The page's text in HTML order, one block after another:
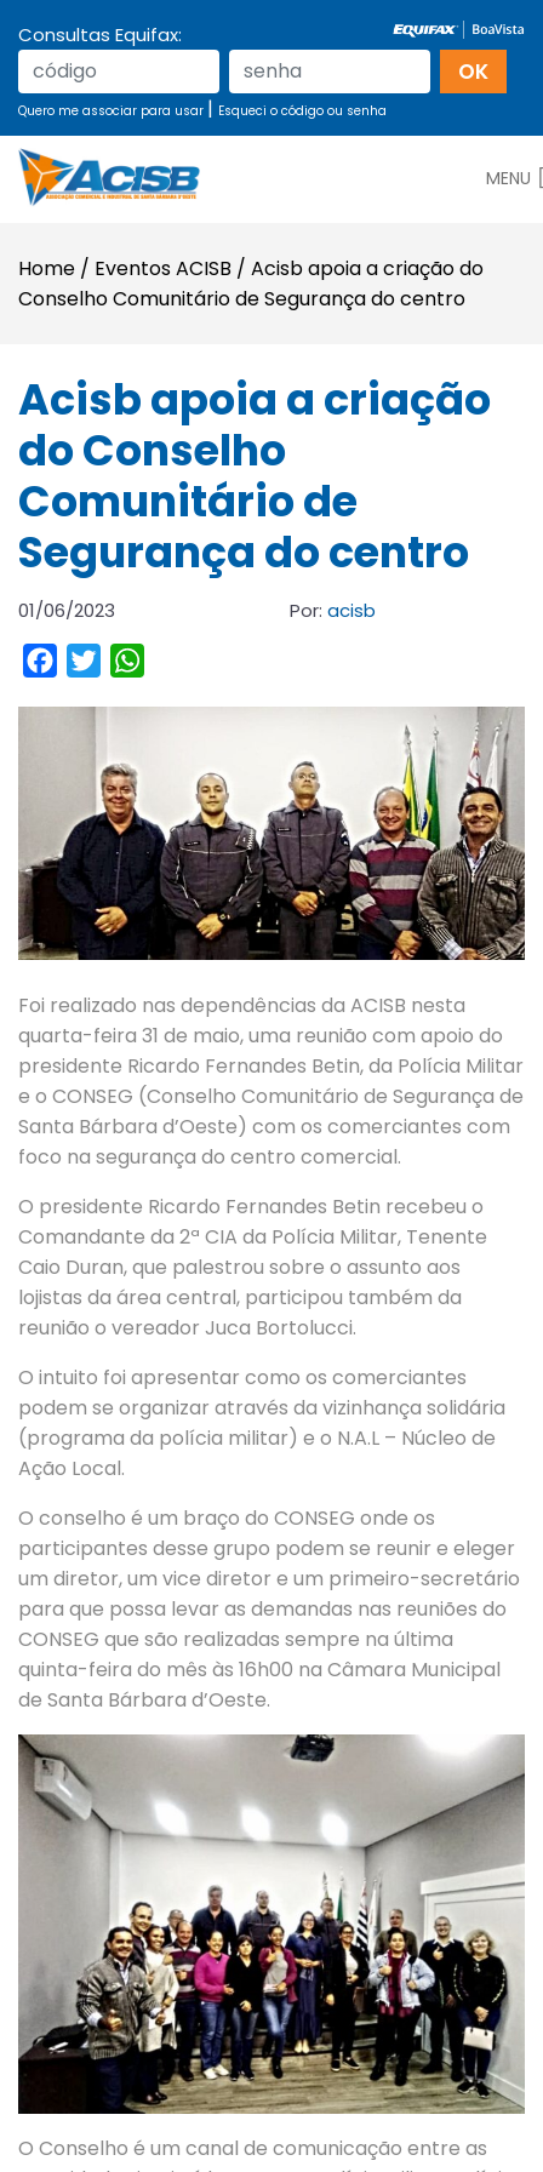
Consultas Equifax:
Quero me associar para usar | Esqueci o código ou senha
MENU
Home / Eventos ACISB / Acisb apoia a criação do
Conselho Comunitário de Segurança do centro
Acisb apoia a criação
do Conselho
Comunitário de
Segurança do centro
01/06/2023 Por: acisb
Facebook
Twitter
Foi realizado nas dependências da ACISB nesta
quarta-feira 31 de maio, uma reunião com apoio do
presidente Ricardo Fernandes Betin, da Polícia Militar
e o CONSEG (Conselho Comunitário de Segurança de
Santa Bárbara d’Oeste) com os comerciantes com
foco na segurança do centro comercial.
O presidente Ricardo Fernandes Betin recebeu o
Comandante da 2ª CIA da Polícia Militar, Tenente
Caio Duran, que palestrou sobre o assunto aos
lojistas da área central, participou também da
reunião o vereador Juca Bortolucci.
O intuito foi apresentar como os comerciantes
podem se organizar através da vizinhança solidária
(programa da polícia militar) e o N.A.L – Núcleo de
Ação Local.
O conselho é um braço do CONSEG onde os
participantes desse grupo podem se reunir e eleger
um diretor, um vice diretor e um primeiro-secretário
para que possa levar as demandas nas reuniões do
CONSEG que são realizadas sempre na última
quinta-feira do mês às 16h00 na Câmara Municipal
de Santa Bárbara d’Oeste.
O Conselho é um canal de comunicação entre as